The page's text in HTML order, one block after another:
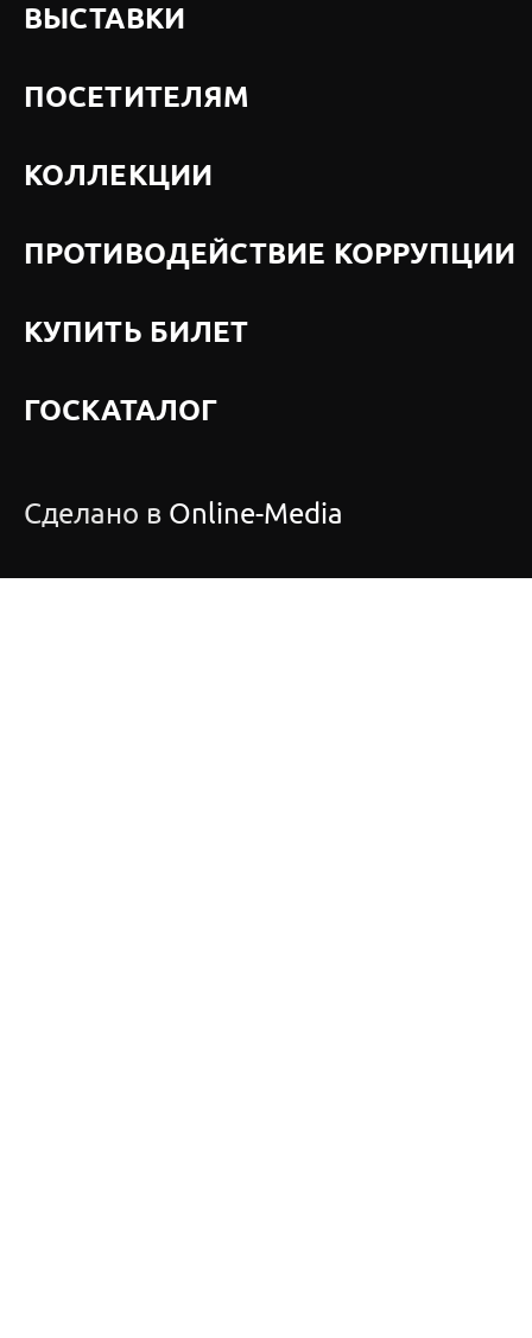
ВЫСТАВКИ
ПОСЕТИТЕЛЯМ
КОЛЛЕКЦИИ
ПРОТИВОДЕЙСТВИЕ КОРРУПЦИИ
КУПИТЬ БИЛЕТ
ГОСКАТАЛОГ
Сделано в Online-Media